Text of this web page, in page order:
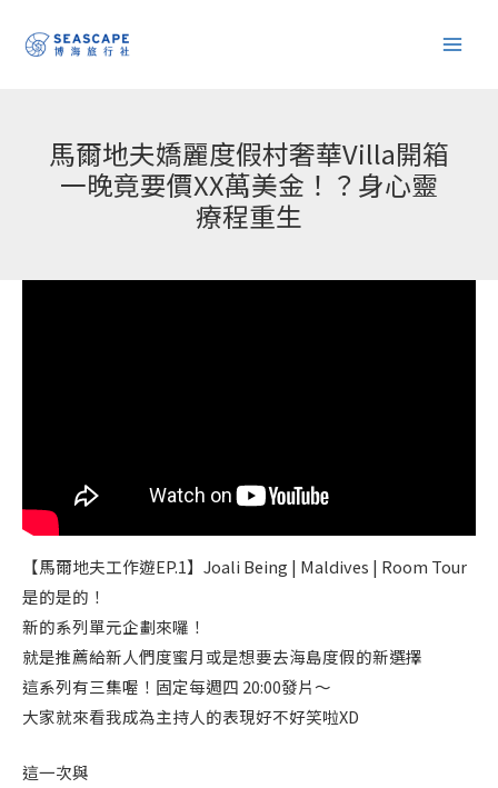
馬爾地夫嬌麗度假村奢華Villa開箱
一晚竟要價XX萬美金！？身心靈
療程重生
【馬爾地夫工作遊EP.1】Joali Being | Maldives | Room Tour
是的是的！
新的系列單元企劃來囉！
就是推薦給新人們度蜜月或是想要去海島度假的新選擇
這系列有三集喔！固定每週四 20:00發片～
大家就來看我成為主持人的表現好不好笑啦XD
這一次與